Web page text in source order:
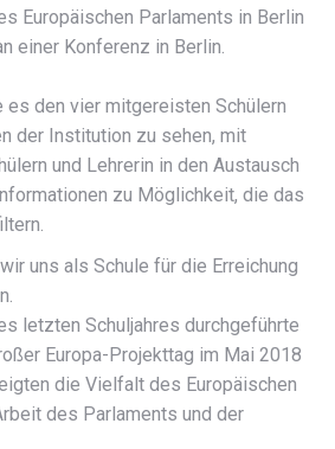
Europäischen Parlaments in Berlin
einer Konferenz in Berlin.
den vier mitgereisten Schülern
der Institution zu sehen, mit
und Lehrerin in den Austausch
zu Möglichkeit, die das
uns als Schule für die Erreichung
letzten Schuljahres durchgeführte
Europa-Projekttag im Mai 2018
die Vielfalt des Europäischen
des Parlaments und der